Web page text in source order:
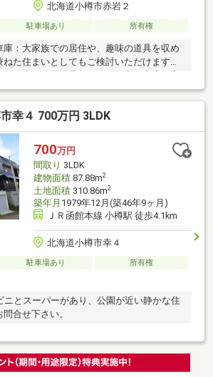
北海道小樽市赤岩２
駐車場あり 所有権
：大家族での居住や、趣味の道具を収め
た住まいとしてもご検討いただけます。
なお車や除雪用具の保管に便利な車庫も完
駅近郊へのアクセス良好： 最寄りのバ
で約350ｍで祝津線、赤岩線の2路線が利
ブな活動に向いた立地：赤岩山の麓に位
れている高島小学校温水プールも徒歩圏
や運動を楽しみたい方にとって、うって
幸４ 700万円 3LDK
700万円
間取り 3LDK
建物面積87.88m2
土地面積310.86m2
築年月 1979年12月(築46年9ヶ月)
ＪＲ函館本線 小樽駅 徒歩4.1km
北海道小樽市幸４
駐車場あり
所有権
ニとスーパーがあり、公園が近い静かな住
合せ下さい。